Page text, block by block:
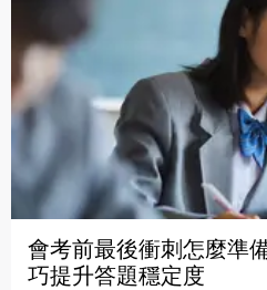
關於我們
徵才
加入我們
會考前最後衝刺怎麼準
巧提升答題穩定度